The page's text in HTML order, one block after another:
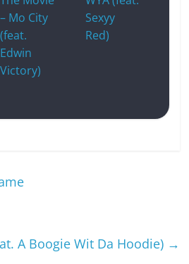
– Mo City
(feat.
Edwin
Victory)
Sexyy
Red)
A Boogie Wit Da Hoodie) →